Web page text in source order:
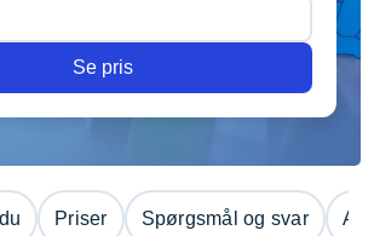
Se pris
Priser Spørgsmål og svar